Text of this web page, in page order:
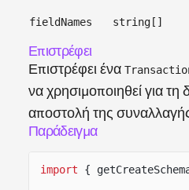
fieldNames string[]
Επιστρέφει
Επιστρέφει ένα
να χρησιμοποιηθεί για τη
αποστολή της
Παράδειγμα
import {